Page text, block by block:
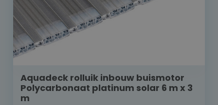
Aquadeck rolluik inbouw buismotor
Polycarbonaat platinum solar 6 m x 3
m